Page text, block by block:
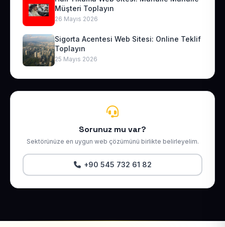
Müşteri Toplayın
26 Mayıs 2026
Sigorta Acentesi Web Sitesi: Online Teklif
Toplayın
25 Mayıs 2026
Sorunuz mu var?
Sektörünüze en uygun web çözümünü birlikte belirleyelim.
+90 545 732 61 82